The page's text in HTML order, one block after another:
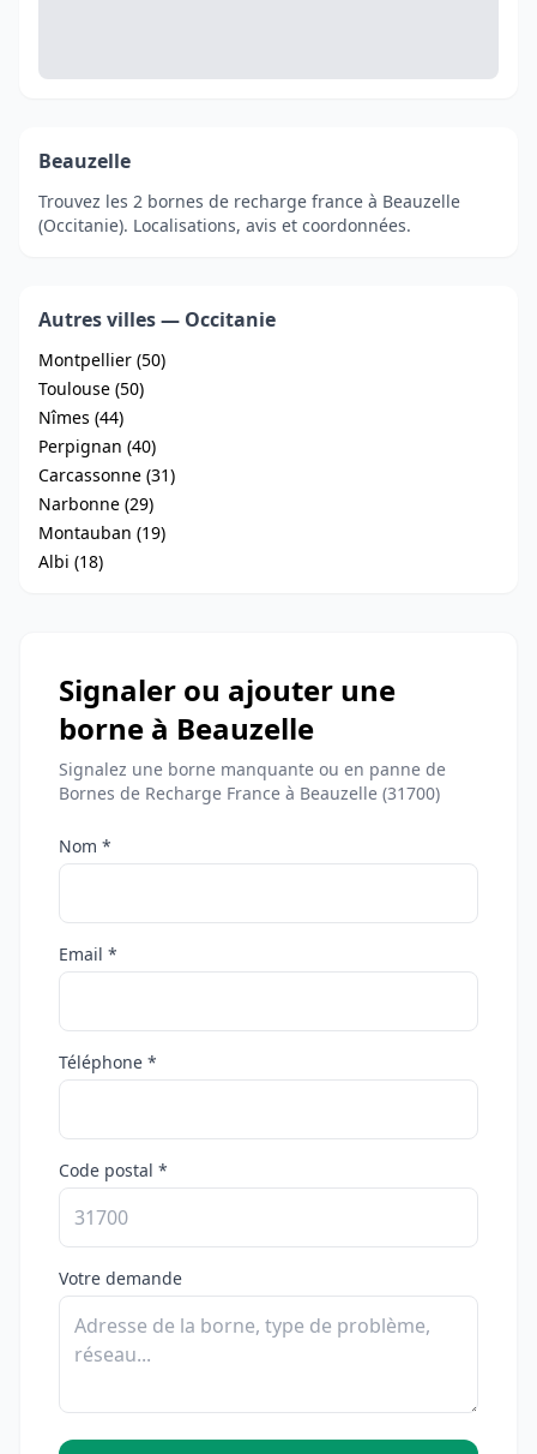
Beauzelle
Trouvez les 2 bornes de recharge france à Beauzelle
(Occitanie). Localisations, avis et coordonnées.
Autres villes — Occitanie
Montpellier (50)
Toulouse (50)
Nîmes (44)
Perpignan (40)
Carcassonne (31)
Narbonne (29)
Montauban (19)
Albi (18)
Signaler ou ajouter une
borne à Beauzelle
Signalez une borne manquante ou en panne de
Bornes de Recharge France à Beauzelle (31700)
Nom *
Email *
Téléphone *
Code postal *
Votre demande